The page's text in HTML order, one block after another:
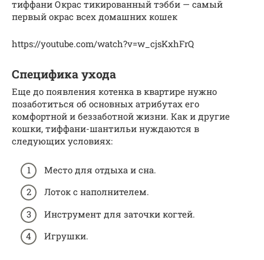
тиффани Окрас тикированный тэбби — самый
первый окрас всех домашних кошек
https://youtube.com/watch?v=w_cjsKxhFrQ
Специфика ухода
Еще до появления котенка в квартире нужно
позаботиться об основных атрибутах его
комфортной и беззаботной жизни. Как и другие
кошки, тиффани-шантильи нуждаются в
следующих условиях:
Место для отдыха и сна.
Лоток с наполнителем.
Инструмент для заточки когтей.
Игрушки.